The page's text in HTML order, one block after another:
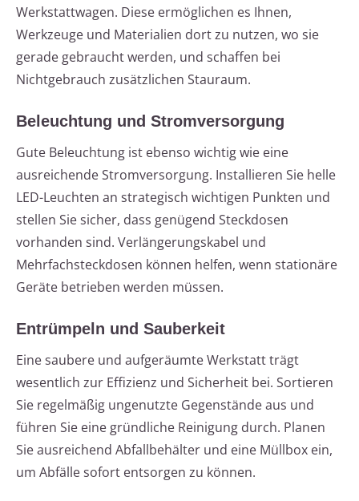
Werkstattwagen. Diese ermöglichen es Ihnen,
Werkzeuge und Materialien dort zu nutzen, wo sie
gerade gebraucht werden, und schaffen bei
Nichtgebrauch zusätzlichen Stauraum.
Beleuchtung und Stromversorgung
Gute Beleuchtung ist ebenso wichtig wie eine
ausreichende Stromversorgung. Installieren Sie helle
LED-Leuchten an strategisch wichtigen Punkten und
stellen Sie sicher, dass genügend Steckdosen
vorhanden sind. Verlängerungskabel und
Mehrfachsteckdosen können helfen, wenn stationäre
Geräte betrieben werden müssen.
Entrümpeln und Sauberkeit
Eine saubere und aufgeräumte Werkstatt trägt
wesentlich zur Effizienz und Sicherheit bei. Sortieren
Sie regelmäßig ungenutzte Gegenstände aus und
führen Sie eine gründliche Reinigung durch. Planen
Sie ausreichend Abfallbehälter und eine Müllbox ein,
um Abfälle sofort entsorgen zu können.